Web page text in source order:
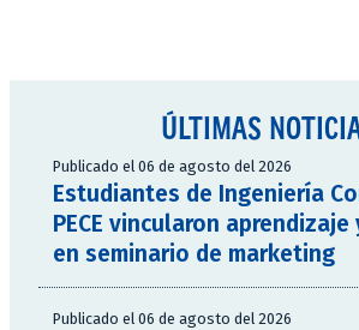
ÚLTIMAS
Publicado el 06 de agosto del 2026
Estudiantes de Ingeniería
PECE vincularon
en seminario de marketing
Publicado el 06 de agosto del 2026